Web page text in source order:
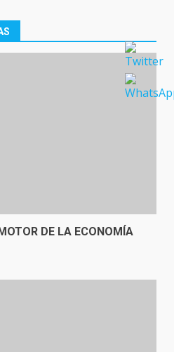
DE LA ECONOMÍA